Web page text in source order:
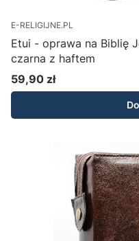
E-RELIGIJNE.PL
Etui - oprawa na Biblię
czarna z haftem
Cena
59,90 zł